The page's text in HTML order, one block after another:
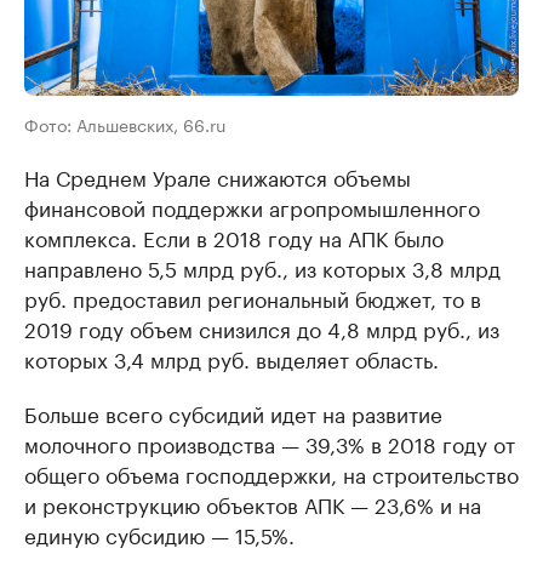
Фото: Альшевских, 66.ru
На Среднем Урале снижаются объемы
финансовой поддержки агропромышленного
комплекса. Если в 2018 году на АПК было
направлено 5,5 млрд руб., из которых 3,8 млрд
руб. предоставил региональный бюджет, то в
2019 году объем снизился до 4,8 млрд руб., из
которых 3,4 млрд руб. выделяет область.
Больше всего субсидий идет на развитие
молочного производства — 39,3% в 2018 году от
общего объема господдержки, на строительство
и реконструкцию объектов АПК — 23,6% и на
единую субсидию — 15,5%.